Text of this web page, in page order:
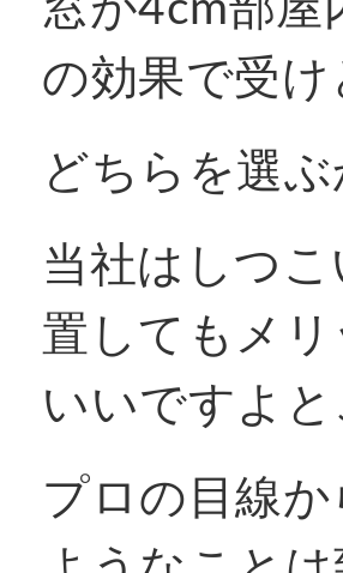
の効果で受
どちらを選
当社はしつ
置してもメ
いいですよ
プロの目線